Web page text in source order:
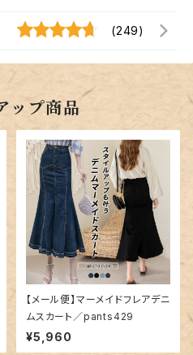
(249)
ップ商品
【メール便】マーメイドフレアデニ
ムスカート／pants429
¥5,960